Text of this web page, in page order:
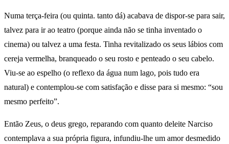
Numa terça-feira (ou quinta. tanto dá) acabava de dispor-se para sair,
talvez para ir ao teatro (porque ainda não se tinha inventado o
cinema) ou talvez a uma festa. Tinha revitalizado os seus lábios com
cereja vermelha, branqueado o seu rosto e penteado o seu cabelo.
Viu-se ao espelho (o reflexo da água num lago, pois tudo era
natural) e contemplou-se com satisfação e disse para si mesmo: “sou
mesmo perfeito”.
Então Zeus, o deus grego, reparando com quanto deleite Narciso
contemplava a sua própria figura, infundiu-lhe um amor desmedido